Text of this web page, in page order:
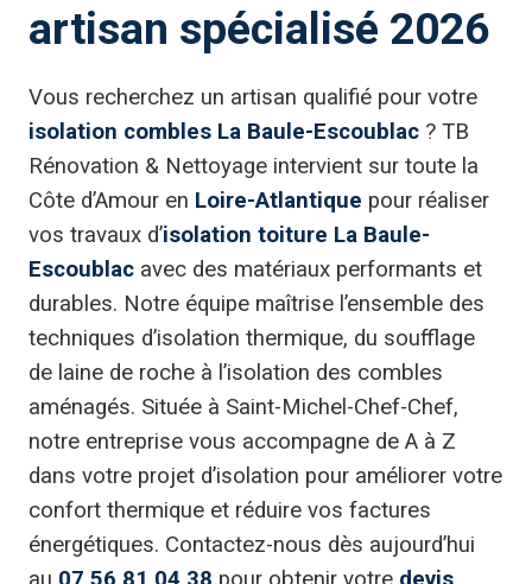
artisan spécialisé 2026
Vous recherchez un artisan qualifié pour votre
isolation combles La Baule-Escoublac ? TB
Rénovation & Nettoyage intervient sur toute la
Côte d’Amour en Loire-Atlantique pour réaliser
vos travaux d’isolation toiture La Baule-
Escoublac avec des matériaux performants et
durables. Notre équipe maîtrise l’ensemble des
techniques d’isolation thermique, du soufflage
de laine de roche à l’isolation des combles
aménagés. Située à Saint-Michel-Chef-Chef,
notre entreprise vous accompagne de A à Z
dans votre projet d’isolation pour améliorer votre
confort thermique et réduire vos factures
énergétiques. Contactez-nous dès aujourd’hui